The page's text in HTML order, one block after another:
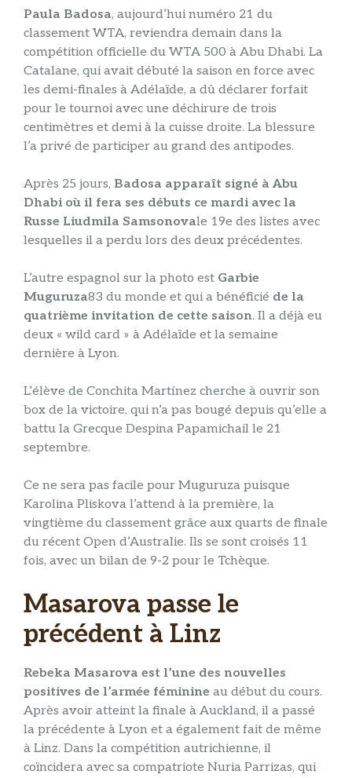
Paula Badosa, aujourd’hui numéro 21 du
classement WTA, reviendra demain dans la
compétition officielle du WTA 500 à Abu Dhabi. La
Catalane, qui avait débuté la saison en force avec
les demi-finales à Adélaïde, a dû déclarer forfait
pour le tournoi avec une déchirure de trois
centimètres et demi à la cuisse droite. La blessure
l’a privé de participer au grand des antipodes.
Après 25 jours, Badosa apparaît signé à Abu
Dhabi où il fera ses débuts ce mardi avec la
Russe Liudmila Samsonovale 19e des listes avec
lesquelles il a perdu lors des deux précédentes.
L’autre espagnol sur la photo est Garbie
Muguruza83 du monde et qui a bénéficié de la
quatrième invitation de cette saison. Il a déjà eu
deux « wild card » à Adélaïde et la semaine
dernière à Lyon.
L’élève de Conchita Martínez cherche à ouvrir son
box de la victoire, qui n’a pas bougé depuis qu’elle a
battu la Grecque Despina Papamichail le 21
septembre.
Ce ne sera pas facile pour Muguruza puisque
Karolina Pliskova l’attend à la première, la
vingtième du classement grâce aux quarts de finale
du récent Open d’Australie. Ils se sont croisés 11
fois, avec un bilan de 9-2 pour le Tchèque.
Masarova passe le
précédent à Linz
Rebeka Masarova est l’une des nouvelles
positives de l’armée féminine au début du cours.
Après avoir atteint la finale à Auckland, il a passé
la précédente à Lyon et a également fait de même
à Linz. Dans la compétition autrichienne, il
coïncidera avec sa compatriote Nuria Parrizas, qui